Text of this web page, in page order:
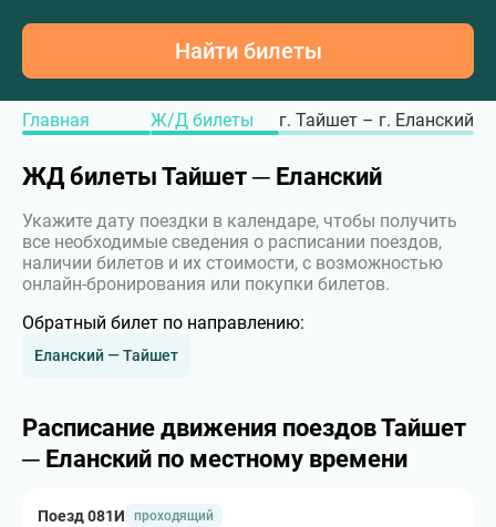
Найти билеты
Главная Ж/Д билеты г. Тайшет – г. Еланский
ЖД билеты Тайшет ─ Еланский
Укажите дату поездки в календаре, чтобы получить
все необходимые сведения о расписании поездов,
наличии билетов и их стоимости, с возможностью
онлайн-бронирования или покупки билетов.
Обратный билет по направлению:
Еланский — Тайшет
Расписание движения поездов Тайшет
─ Еланский по местному времени
Поезд 081И проходящий